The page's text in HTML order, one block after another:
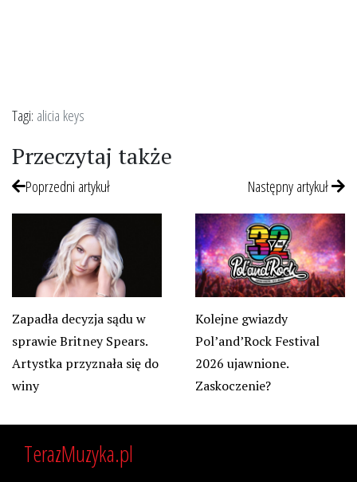
Tagi: alicia keys
Przeczytaj także
Poprzedni artykuł
Zapadła decyzja sądu w
sprawie Britney Spears.
Artystka przyznała się do
winy
Następny artykuł
Kolejne gwiazdy
Pol’and’Rock Festival
2026 ujawnione.
Zaskoczenie?
TerazMuzyka.pl